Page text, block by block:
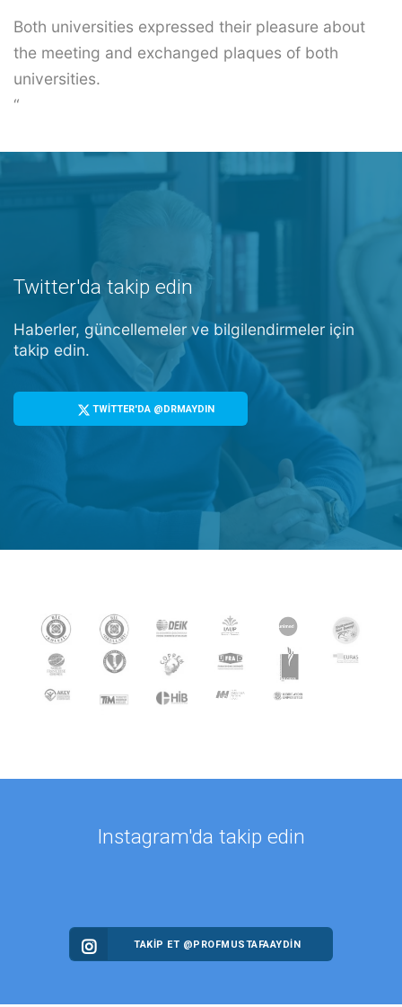
Both universities expressed their pleasure about
the meeting and exchanged plaques of both
universities.
“
Twitter'da takip edin
Haberler, güncellemeler ve bilgilendirmeler için
takip edin.
TWİTTER'DA @DRMAYDIN
Instagram'da takip edin
TAKİP ET @PROFMUSTAFAAYDIN